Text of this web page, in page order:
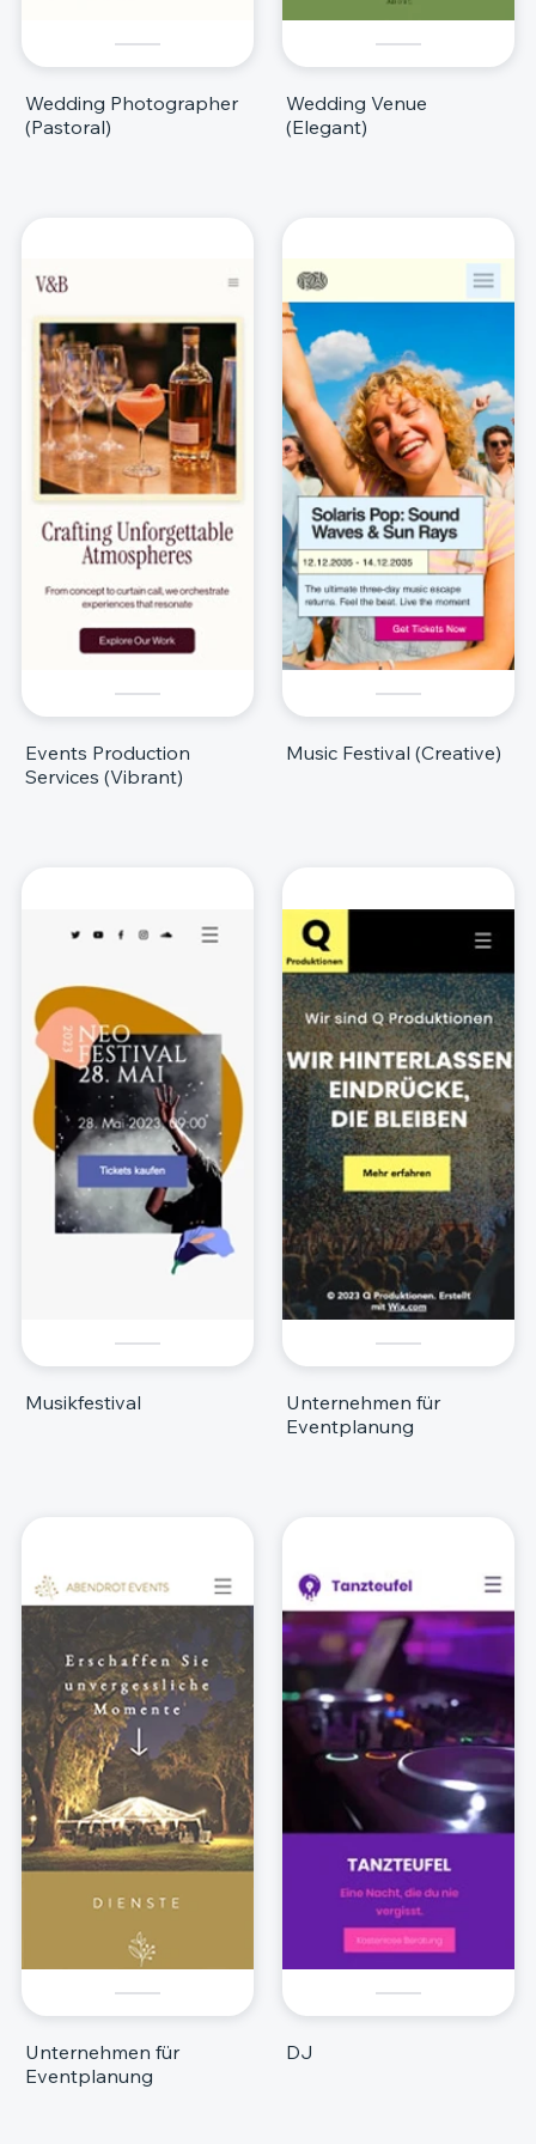
Wedding Photographer
(Pastoral)
Wedding Venue
(Elegant)
Events Production
Services (Vibrant)
Music Festival (Creative)
Musikfestival
Unternehmen für
Eventplanung
Unternehmen für
Eventplanung
DJ